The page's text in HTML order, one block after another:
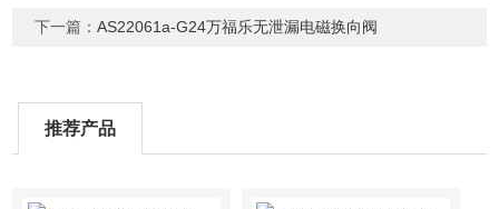
下一篇：AS22061a-G24万福乐无泄漏电磁换向阀
推荐产品